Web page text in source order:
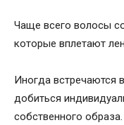
Чаще всего волосы
которые вплетают
Иногда встречаются
добиться
собственного образа.